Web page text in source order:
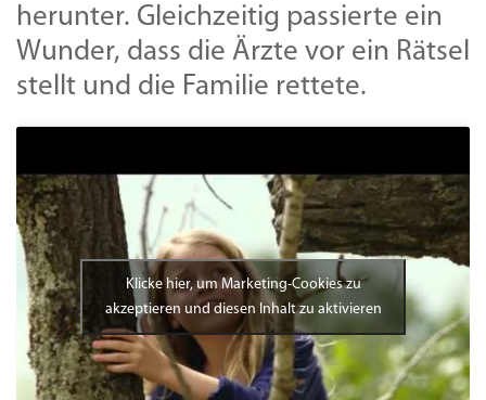
herunter. Gleichzeitig passierte ein
Wunder, dass die Ärzte vor ein Rätsel
stellt und die Familie rettete.
Klicke hier, um Marketing-Cookies zu
akzeptieren und diesen Inhalt zu aktivieren